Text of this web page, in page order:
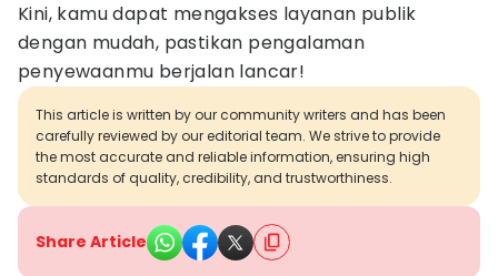
Kini, kamu dapat mengakses layanan publik
dengan mudah, pastikan pengalaman
penyewaanmu berjalan lancar!
This article is written by our community writers and has been
carefully reviewed by our editorial team. We strive to provide
the most accurate and reliable information, ensuring high
standards of quality, credibility, and trustworthiness.
Share Article